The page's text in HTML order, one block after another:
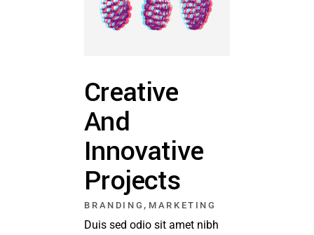
Creative
And
Innovative
Projects
BRANDING , MARKETING
Duis sed odio sit amet nibh